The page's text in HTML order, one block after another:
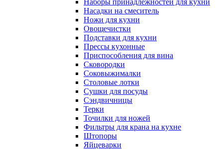
Наборы принадлежностей для кухни
Насадки на смеситель
Ножи для кухни
Овощечистки
Подставки для кухни
Прессы кухонные
Приспособления для вина
Сковородки
Соковыжималки
Столовые лотки
Сушки для посуды
Сэндвичницы
Терки
Точилки для ножей
Фильтры для крана на кухне
Штопоры
Яйцеварки